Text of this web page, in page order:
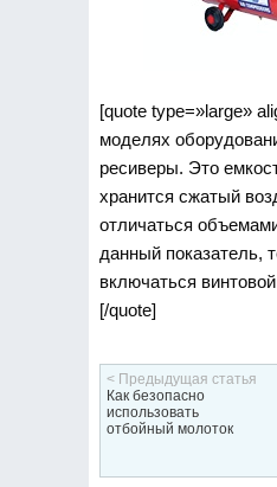
[quote type=»large»
моделях
ресиверы. Это
хранится сжатый
отличаться
данный показатель,
включаться
[/quote]
< Предыдущая статья
Как безопасно
использовать
отбойный молоток